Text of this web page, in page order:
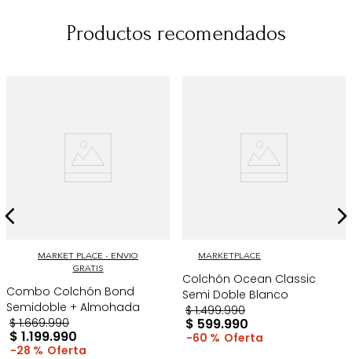
Productos recomendados
MARKET PLACE - ENVIO
GRATIS
Combo Colchón Bond
Semidoble + Almohada
$ 1.669.990
$ 1.199.990
28 %
MARKETPLACE
Colchón Ocean Classic
Semi Doble Blanco
$ 1.499.990
$ 599.990
60 %